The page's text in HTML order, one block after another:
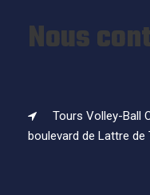
Nous
Tours Volley-Ball
boulevard de Lattre de